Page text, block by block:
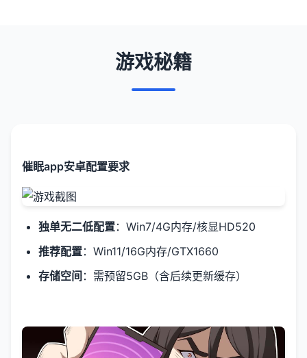
游戏秘籍
催眠app安卓配置要求
​独单无二低配置​​：Win7/4G内存/核显HD520
​推荐配置​​：Win11/16G内存/GTX1660
​存储空间​ ​：需预留5GB（含后续更新缓存）